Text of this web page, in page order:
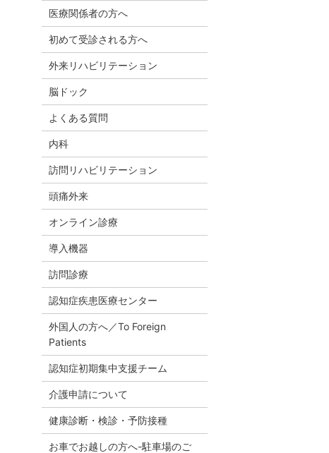
医療関係者の方へ
初めて受診される方へ
外来リハビリテーション
脳ドック
よくある質問
内科
訪問リハビリテーション
頭痛外来
オンライン診療
導入機器
訪問診療
認知症疾患医療センター
外国人の方へ／To Foreign
Patients
認知症初期集中支援チーム
介護申請について
健康診断・検診・予防接種
お車でお越しの方へ-駐車場のご